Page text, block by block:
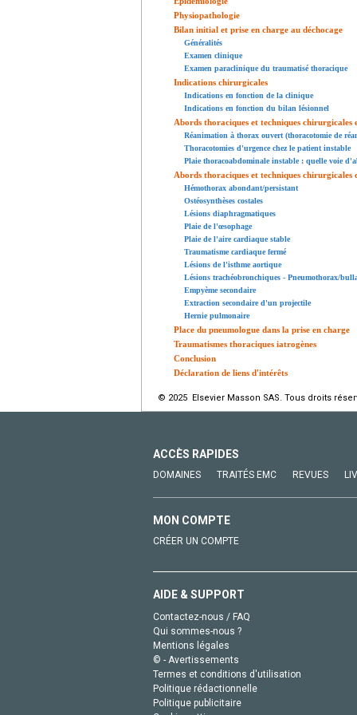
Physiopathologie
Bilan initial et prise en charge au déchocage
Généralités
Examen clinique
Examen paraclinique du traumatisé thoracique
Indications chirurgicales
Indications en fonction de la clinique
Indications en fonction du bilan lésionnel
Abords thoraciques et techniques chirurgicales
Réanimation à thorax ouvert (thoracotomie de
Thoracotomies d'urgence chez le patient instable
Plaie thoracoabdominale instable : quelle voie
Abords thoraciques et techniques chirurgicales
Hémothorax abondant/persistant
Ostéosynthèses costales
Lésions diaphragmatiques
Plaie de l'œsophage
Plaie de l'aire cardiaque stable
Traumatisme cardiaque fermé
Lésions de l'isthme aortique
Lésions trachéobronchiques - Pneumothorax/
Empyème secondaire
Extraction secondaire d'un projectile
Hernie pulmonaire
Place du pneumologue dans la prise en charge
Traumatismes thoraciques iatrogènes
Conclusion
Déclaration de liens d'intérêts
© 2025 Elsevier Masson SAS. Tous droits
ACCÈS RAPIDES
DOMAINES TRAITÉS EMC REVUES
MON COMPTE
CRÉER UN COMPTE
AIDE & SUPPORT
Contactez-nous / FAQ
Qui sommes-nous ?
Mentions légales
© - Avertissements
Termes et conditions d'utilisation
Politique rédactionnelle
Politique publicitaire